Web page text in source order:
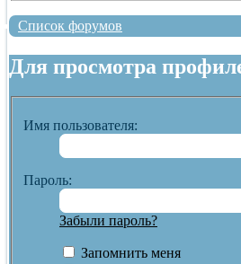
Список форумов
Для просмотра
Имя пользователя:
Пароль:
Забыли пароль?
Запомнить меня